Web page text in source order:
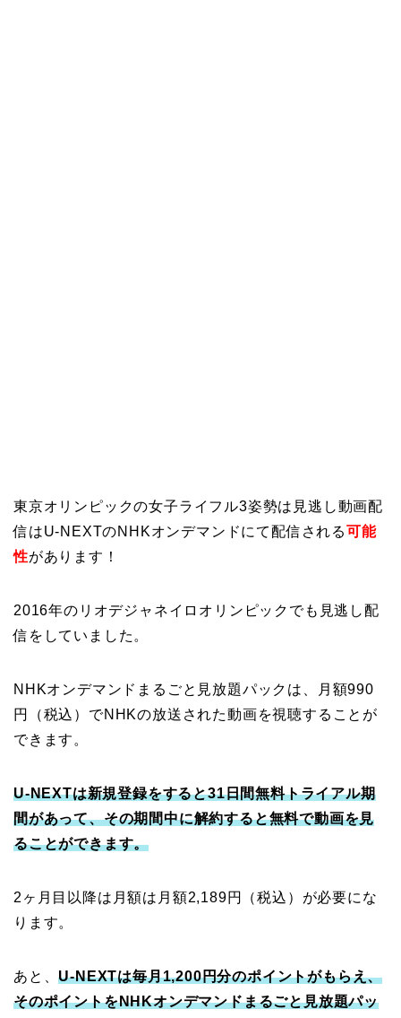
東京オリンピックの女子ライフル3姿勢は見逃し動画配
信はU-NEXTのNHKオンデマンドにて配信される可能
性があります！
2016年のリオデジャネイロオリンピックでも見逃し配
信をしていました。
NHKオンデマンドまるごと見放題パックは、月額990
円（税込）でNHKの放送された動画を視聴することが
できます。
U-NEXTは新規登録をすると31日間無料トライアル期
間があって、その期間中に解約すると無料で動画を見
ることができます。
2ヶ月目以降は月額は月額2,189円（税込）が必要にな
ります。
あと、U-NEXTは毎月1,200円分のポイントがもらえ、
そのポイントをNHKオンデマンドまるごと見放題パッ